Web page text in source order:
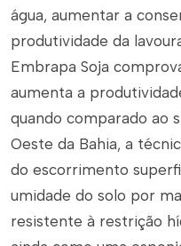
água, aumentar a
produtividade da
Embrapa Soja
aumenta a
quando comparado ao
Oeste da Bahia, a
do escorrimento
umidade do solo por
resistente à restrição